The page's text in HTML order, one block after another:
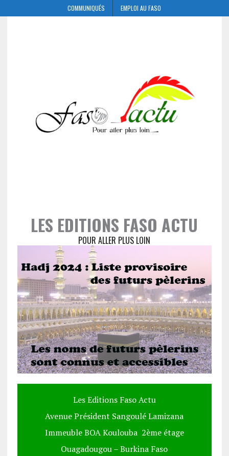
COMMUNIQUÉS EMPLOI AU FASO
LES EDITIONS FASO ACTU
POUR ALLER PLUS LOIN
Les Editions Faso Actu
Avenue Président Sangoulé Lamizana
Immeuble BOA Koulouba 2ème étage
Ouagadougou – Burkina Faso